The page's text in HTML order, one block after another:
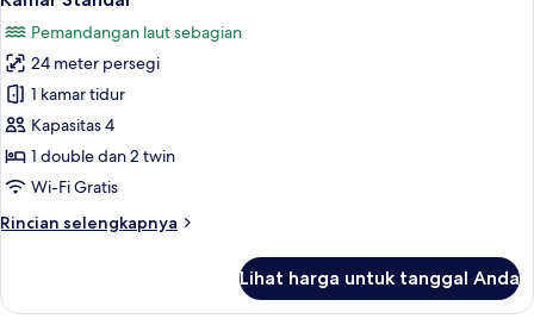
semua
foto
untuk
Kamar
Standar
Pemandangan laut sebagian
24 meter persegi
1 kamar tidur
Kapasitas 4
1 double dan 2 twin
Wi-Fi Gratis
Rincian selengkapnya
Rincian
Kamar
Lihat harga untuk tanggal Anda